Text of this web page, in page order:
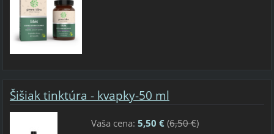
Šišiak tinktúra - kvapky-50 ml
Vaša cena: 5,50 €(6,50 €)